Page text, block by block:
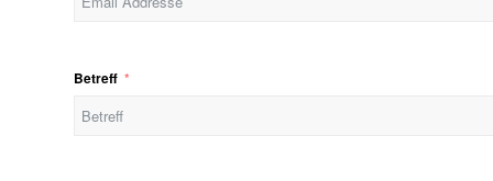
Betreff